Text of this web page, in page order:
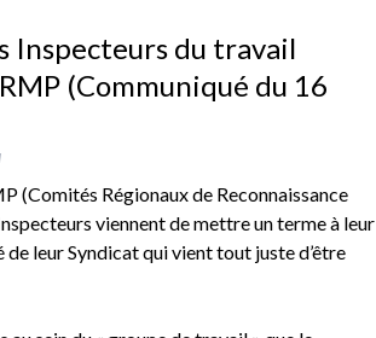
Inspecteurs du travail
(Communiqué du 16
(Comités Régionaux de Reconnaissance
viennent de mettre un terme à leur
leur Syndicat qui vient tout juste d’être